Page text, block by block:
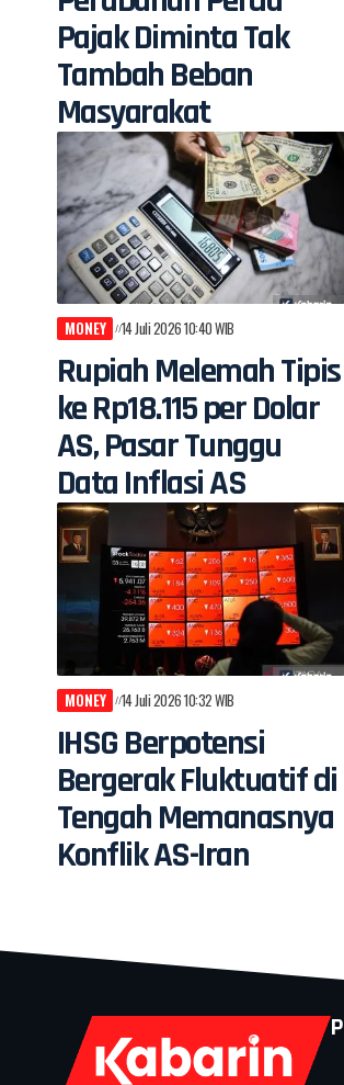
Pajak Diminta Tak
Tambah Beban
Masyarakat
MONEY 14 Juli 2026 10:40 WIB
Rupiah Melemah Tipis
ke Rp18.115 per Dolar
AS, Pasar Tunggu
Data Inflasi AS
MONEY 14 Juli 2026 10:32 WIB
IHSG Berpotensi
Bergerak Fluktuatif di
Tengah Memanasnya
Konflik AS-Iran